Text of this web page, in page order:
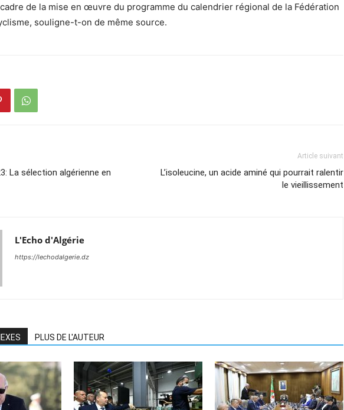
de la mise en œuvre du programme du calendrier régional de la Fédération
souligne-t-on de même source.
La sélection algérienne en
Article suivant
L’isoleucine, un acide aminé qui pourrait ralentir
le vieillissement
L'Echo d'Algérie
https://lechodalgerie.dz
PLUS DE L'AUTEUR